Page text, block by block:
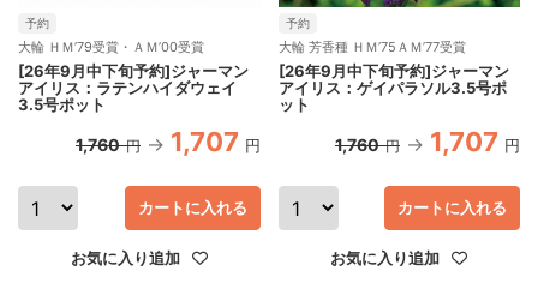
予約
大輪 ＨＭ’79受賞・ＡＭ’00受賞
[26年9月中下旬予約]ジャーマン
アイリス：ラテンハイダウェイ
3.5号ポット
1,760 円 1,707 円
お気に入り追加
カートに入れる
予約
大輪 芳香種 ＨＭ’75ＡＭ’77受賞
[26年9月中下旬予約]ジャーマン
アイリス：ゲイパラソル3.5号ポ
ット
1,760 円 1,707 円
お気に入り追加
カートに入れる